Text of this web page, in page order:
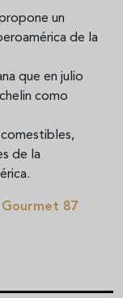
un
de la
que en julio
como
de la
Gourmet 87